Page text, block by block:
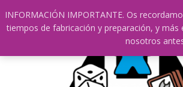
INFORMACIÓN IMPORTANTE. Os
tiempos de fabricación y preparación, y
nosotros
contenido
609241475 SOLO DE 10:00 a 14:00